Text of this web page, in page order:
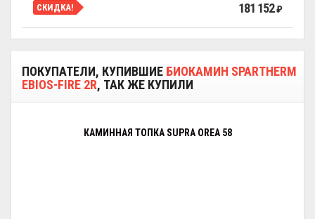
СКИДКА! 181 152₽
ПОКУПАТЕЛИ, КУПИВШИЕ БИОКАМИН SPARTHERM
EBIOS-FIRE 2R, ТАК ЖЕ КУПИЛИ
КАМИННАЯ ТОПКА SUPRA OREA 58